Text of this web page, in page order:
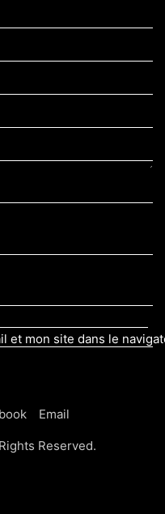
et mon site dans le
Email
Reserved.